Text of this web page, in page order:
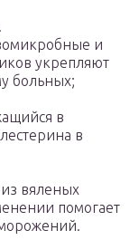
и
укрепляют
больных;
в
в
вяленых
помогает